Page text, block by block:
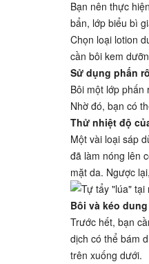
Bạn nên thực
bẩn, lớp biểu bì
Chọn loại lotion
cần bôi kem
Sử dụng phấn
Bôi một lớp
Nhờ đó, bạn có
Thử nhiệt độ
Một vài loại sáp
đã làm nóng lên
mặt da. Ngược
Bôi và kéo
Trước hết, bạn
dịch có thể bám
trên xuống dưới.